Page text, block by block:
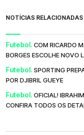
NOTÍCIAS RELACIONADAS
Futebol. COM RICARDO
BORGES ESCOLHE NOVO
Futebol. SPORTING
POR DJIBRIL GUEYE
Futebol. OFICIAL!
CONFIRA TODOS OS